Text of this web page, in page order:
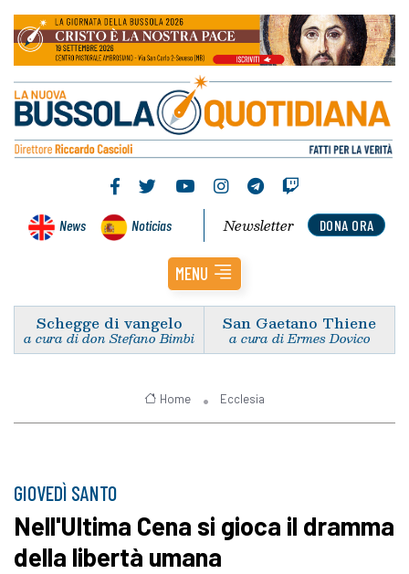
News Noticias DONA ORA
Newsletter
MENU
Schegge di vangelo
a cura di don Stefano Bimbi
San Gaetano Thiene
a cura di Ermes Dovico
Home Ecclesia
GIOVEDÌ SANTO
Nell'Ultima Cena si gioca il dramma
della libertà umana